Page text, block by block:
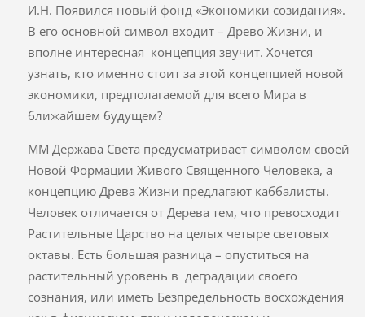
И.Н. Появился новый фонд «Экономики созидания».
В его основной символ входит – Древо Жизни, и
вполне интересная концепция звучит. Хочется
узнать, кто именно стоит за этой концепцией новой
экономики, предполагаемой для всего Мира в
ближайшем будущем?
ММ Держава Света предусматривает символом своей
Новой Формации Живого Священного Человека, а
концепцию Древа Жизни предлагают каббалисты.
Человек отличается от Дерева тем, что превосходит
Растительные Царство на целых четыре световых
октавы. Есть большая разница – опуститься на
растительный уровень в деградации своего
сознания, или иметь Безпредельность восхождения